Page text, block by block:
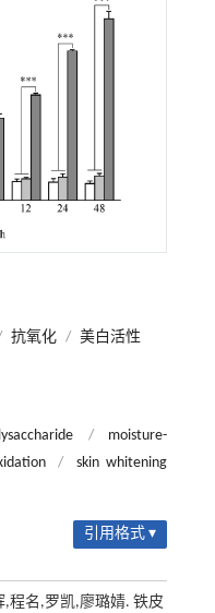
抗氧化 / 美白活性
/
moisture-
/
skin whitening
引用格式 ▾
程名,罗凯,廖璐婧. 铁皮